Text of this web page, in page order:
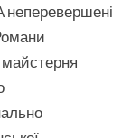
неперевершені